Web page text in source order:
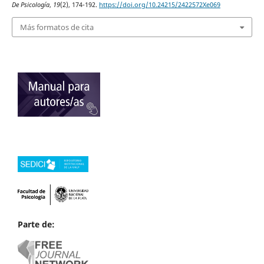
De Psicología, 19(2), 174-192. https://doi.org/10.24215/2422572Xe069
Más formatos de cita
Parte de: